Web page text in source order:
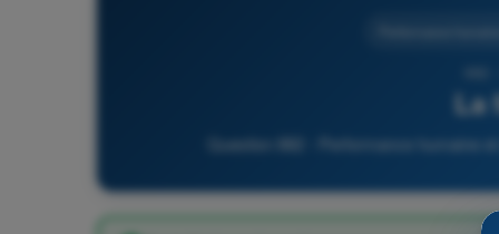
La
Question 882 - Performance humaine